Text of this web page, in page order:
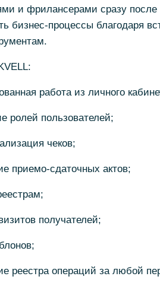
и фрилансерами сразу
бизнес-процессы благодаря
работа из личного
ролей пользователей;
чеков;
приемо-сдаточных актов;
получателей;
реестра операций за любой